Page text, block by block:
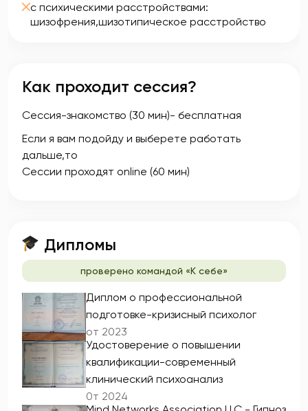
с психическими расстройствами:
шизофрения,шизотипическое расстройство
Как проходит сессия?
Сессия-знакомство (30 мин)- бесплатная
Если я вам подойду и выберете работать
дальше,то
Сессии проходят online (60 мин)
Дипломы
проверено командой «К себе»
Диплом о профессиональной
подготовке-кризисный психолог
от 2023
Удостоверение о повышении
квалификации-современный
клинический психоанализ
0т 2024